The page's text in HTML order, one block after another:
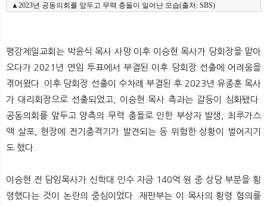
▲2023년 공동의회를 앞두고 무력 충돌이 일어난 모습(출처: SBS)
평강제일교회는 박윤식 목사 사망 이후 이승현 목사가 당회장을 맡아
오다가 2021년 연임 투표에서 부결된 이후 당회장 선출에 어려움을
겪어왔다. 이후 당회장 선출이 수차례 부결된 후 2023년 유종훈 목사
가 대리회장으로 선출되었고, 이승현 목사 측과는 갈등이 심화됐다.
공동의회를 앞두고 양측의 무력 충돌로 인한 부상자 발생, 최루가스
액 살포, 현장에 전기충격기가 발견되는 등 위험한 상황이 벌어지기
도 했다.
이승현 전 담임목사가 신학대 인수 자금 140억 원 중 상당 부분을 횡
령했다는 것이 논란의 중심이었다. 재판부는 이 목사의 횡령 혐의를